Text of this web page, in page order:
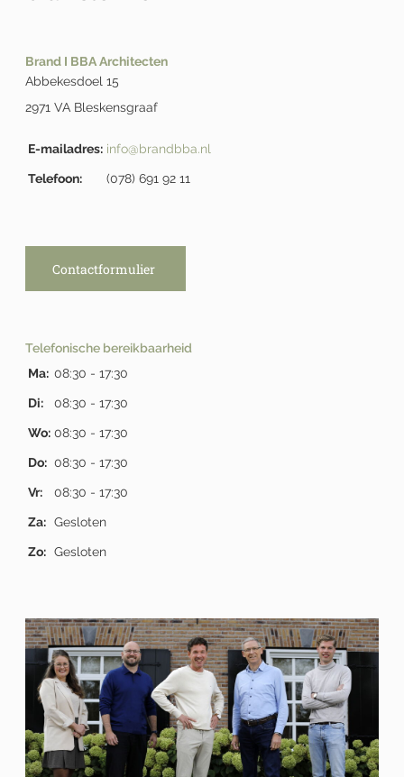
Brand I BBA Architecten
Abbekesdoel 15
2971 VA Bleskensgraaf
E-mailadres: info@brandbba.nl
Telefoon: (078) 691 92 11
Contactformulier
Telefonische bereikbaarheid
Ma: 08:30 - 17:30
Di: 08:30 - 17:30
Wo: 08:30 - 17:30
Do: 08:30 - 17:30
Vr: 08:30 - 17:30
Za: Gesloten
Zo: Gesloten